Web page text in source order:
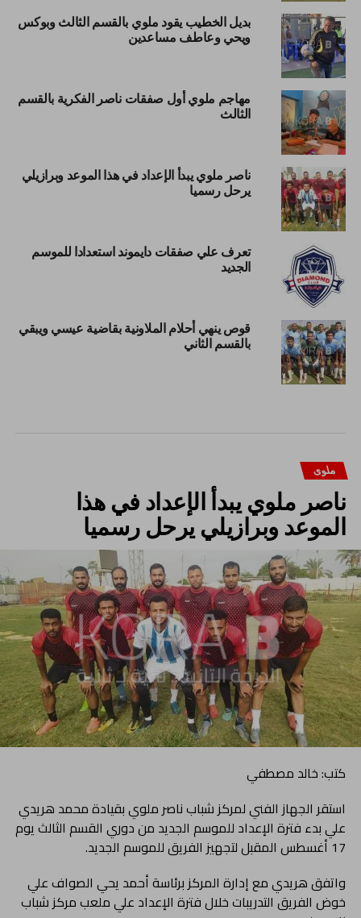
بديل الخطيب يقود ملوي بالقسم الثالث وبوكس
ويحي وعاطف مساعدين
مهاجم ملوي أول صفقات ناصر الفكرية بالقسم
الثالث
ناصر ملوي يبدأ الإعداد في هذا الموعد وبرازيلي
يرحل رسميا
تعرف علي صفقات دايموند استعدادا للموسم
الجديد
قوص ينهي أحلام الملاونية بقاضية عيسي ويبقي
بالقسم الثاني
ملوى
ناصر ملوي يبدأ الإعداد في هذا
الموعد وبرازيلي يرحل رسميا
كتب: خالد مصطفي
استقر الجهاز الفني لمركز شباب ناصر ملوي بقيادة محمد هريدي
علي بدء فترة الإعداد للموسم الجديد من دوري القسم الثالث يوم
17 أغسطس المقبل لتجهيز الفريق للموسم الجديد.
واتفق هريدي مع إدارة المركز برئاسة أحمد يحي الصواف علي
خوض الفريق التدريبات خلال فترة الإعداد علي ملعب مركز شباب